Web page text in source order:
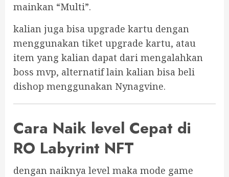
mainkan “Multi”.
kalian juga bisa upgrade kartu dengan
menggunakan tiket upgrade kartu, atau
item yang kalian dapat dari mengalahkan
boss mvp, alternatif lain kalian bisa beli
dishop menggunakan Nynagvine.
Cara Naik level Cepat di
RO Labyrint NFT
dengan naiknya level maka mode game